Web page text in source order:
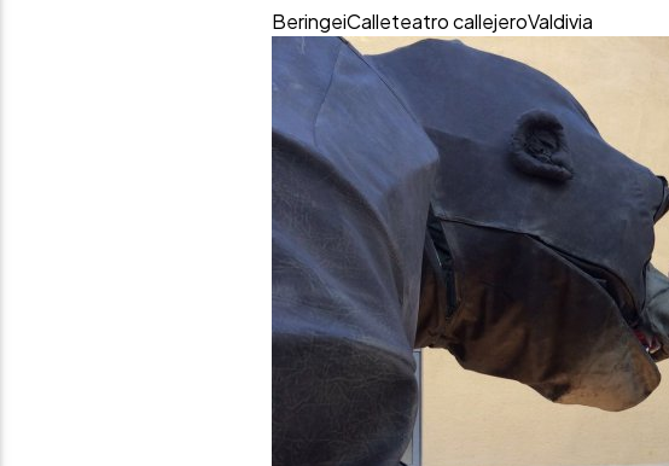
BeringeiCalleteatro callejeroValdivia